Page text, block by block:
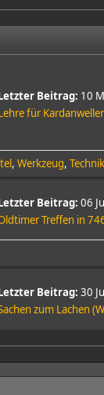
Beitrag: 10
für
Werkzeug
Beitrag: 06
Treffen in
Beitrag: 30
zum Lachen